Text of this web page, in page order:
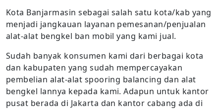
Kota Banjarmasin sebagai salah satu kota/kab yang
menjadi jangkauan layanan pemesanan/penjualan
alat-alat bengkel ban mobil yang kami jual.
Sudah banyak konsumen kami dari berbagai kota
dan kabupaten yang sudah mempercayakan
pembelian alat-alat spooring balancing dan alat
bengkel lannya kepada kami. Adapun untuk kantor
pusat berada di Jakarta dan kantor cabang ada di